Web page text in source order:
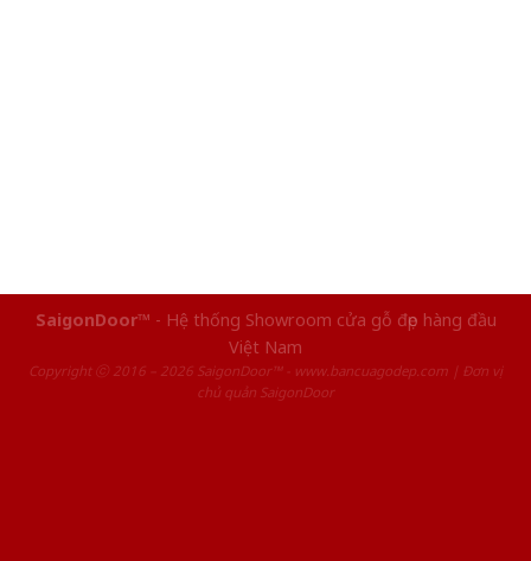
SaigonDoor™ - Hệ thống Showroom cửa gỗ đẹp hàng đầu
Việt Nam
Copyright ⓒ 2016 – 2026 SaigonDoor™ - www.bancuagodep.com | Đơn vị
chủ quản SaigonDoor